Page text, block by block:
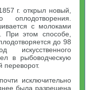
г. открыл новый,
оплодотворения.
с молоками
При этом способе,
до 98
в рыбоводческую
переворот.
исключительно
была разрешена